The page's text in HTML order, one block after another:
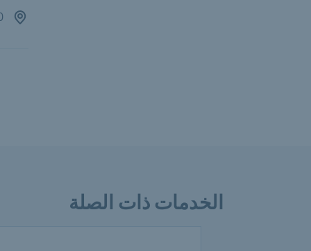
الخدمات ذات الصلة